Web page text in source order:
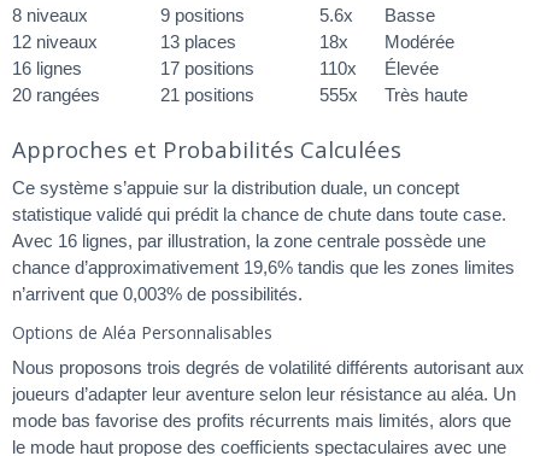
8 niveaux
9 positions 5.6x
Basse
12 niveaux
13 places 18x
Modérée
16 lignes
17 positions 110x
Élevée
20 rangées
21 positions 555x Très haute
Approches et Probabilités Calculées
Ce système s’appuie sur la distribution duale, un concept
statistique validé qui prédit la chance de chute dans toute case.
Avec 16 lignes, par illustration, la zone centrale possède une
chance d’approximativement 19,6% tandis que les zones limites
n’arrivent que 0,003% de possibilités.
Options de Aléa Personnalisables
Nous proposons trois degrés de volatilité différents autorisant aux
joueurs d’adapter leur aventure selon leur résistance au aléa. Un
mode bas favorise des profits récurrents mais limités, alors que
le mode haut propose des coefficients spectaculaires avec une